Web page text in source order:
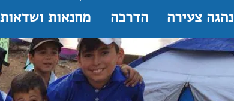
מחנאות ושדאות הדרכה צעירה